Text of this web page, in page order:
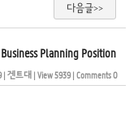
다음글>>
Planning Position
| 겐트대| View 5939| Comments 0